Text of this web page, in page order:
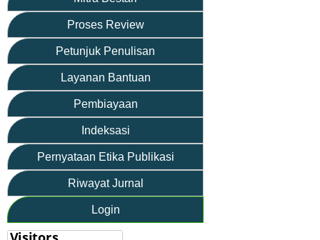
Proses Review
Petunjuk Penulisan
Layanan Bantuan
Pembiayaan
Indeksasi
Pernyataan Etika Publikasi
Riwayat Jurnal
Login